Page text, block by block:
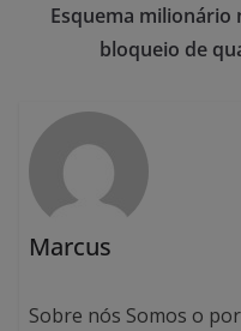
Esquema milionário
bloqueio de
Marcus
Sobre nós Somos o